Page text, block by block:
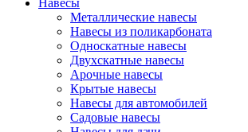
Металлические навесы
Навесы из поликарбоната
Односкатные навесы
Двухскатные навесы
Арочные навесы
Крытые навесы
Навесы для автомобилей
Садовые навесы